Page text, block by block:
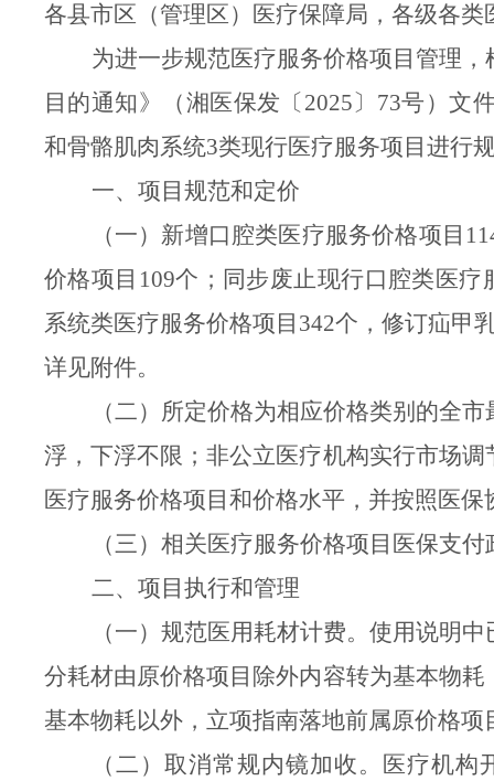
各县市区（管理区）
医疗保障局，各级各类
为进一步规范医疗服务价格项目管理，
目的通知》（湘医保发〔 2025〕73号）文
和骨骼肌肉系统3类现行医疗服务项目进行
一、项目规范和定价
（一）新增口腔类医疗服务价格项目
价格项目 109个；同步废止现行口腔类医
系统类医疗服务价格项目 342个， 修订疝甲
详见附件。
（二）所定价格为相应价格类别的全市
浮，下浮不限；非公立医疗机构实行市场
医疗服务价格项目和价格水平，并按照医
（三）相关医疗服务价格项目医保支
二、项目执行和管理
（一）规范医用耗材计费。使用说明中
分耗材由原价格项目除外内容转为基本物
基本物耗以外，立项指南落地前属原价格项
（二）取消常规内镜加收。
医疗机构